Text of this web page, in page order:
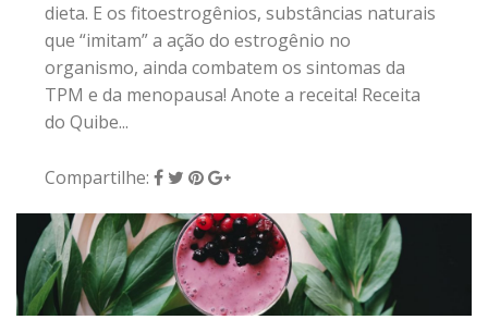
dieta. E os fitoestrogênios, substâncias naturais
que “imitam” a ação do estrogênio no
organismo, ainda combatem os sintomas da
TPM e da menopausa! Anote a receita! Receita
do Quibe...
Compartilhe: